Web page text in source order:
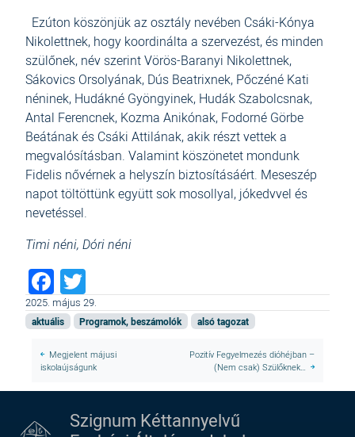
Ezúton köszönjük az osztály nevében Csáki-Kónya
Nikolettnek, hogy koordinálta a szervezést, és minden
szülőnek, név szerint Vörös-Baranyi Nikolettnek,
Sákovics Orsolyának, Dús Beatrixnek, Pőczéné Kati
néninek, Hudákné Gyöngyinek, Hudák Szabolcsnak,
Antal Ferencnek, Kozma Anikónak, Fodorné Görbe
Beátának és Csáki Attilának, akik részt vettek a
megvalósításban. Valamint köszönetet mondunk
Fidelis nővérnek a helyszín biztosításáért. Meseszép
napot töltöttünk együtt sok mosollyal, jókedvvel és
nevetéssel.
Timi néni, Dóri néni
Facebook
2025. május 29.
aktuális Programok, beszámolók alsó tagozat
Megjelent májusi
iskolaújságunk
Pozitív Fegyelmezés dióhéjban –
(Nem csak) Szülőknek…
Szignum Kéttannyelvű